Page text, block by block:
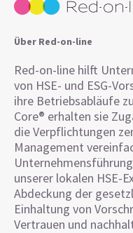
Über Red-on-line
Red-on-line hilft
von HSE- und ESG-
ihre Betriebsabläufe
Core® erhalten sie
die Verpflichtungen
Management
unserer lokalen HSE-
Abdeckung der
Einhaltung von
Vertrauen und